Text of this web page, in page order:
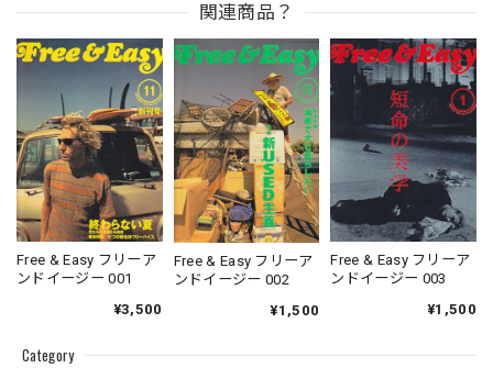
Category
関連商品？
Free & Easy フリーア
ンドイージー 001
¥3,500
Free & Easy フリーア
ンドイージー 002
¥1,500
Free & Easy フリーア
ンドイージー 003
¥1,500